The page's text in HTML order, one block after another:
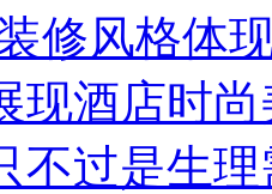
修风格体
现酒店时
不过是生理